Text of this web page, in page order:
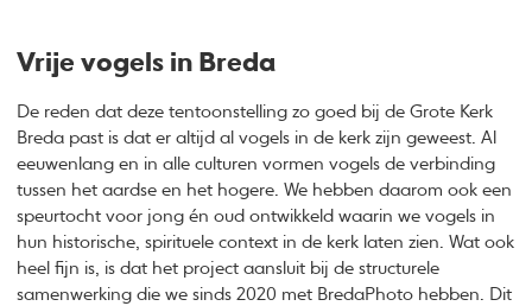
Vrije vogels in Breda
De reden dat deze tentoonstelling zo goed bij de Grote Kerk
Breda past is dat er altijd al vogels in de kerk zijn geweest. Al
eeuwenlang en in alle culturen vormen vogels de verbinding
tussen het aardse en het hogere. We hebben daarom ook een
speurtocht voor jong én oud ontwikkeld waarin we vogels in
hun historische, spirituele context in de kerk laten zien. Wat ook
heel fijn is, is dat het project aansluit bij de structurele
samenwerking die we sinds 2020 met BredaPhoto hebben. Dit